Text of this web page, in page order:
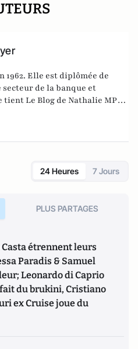
1962. Elle est diplômée de
secteur de la banque et
tient Le Blog de Nathalie MP
le libéralisme et
une réponse adaptée aux
24 Heures 7 Jours
PLUS PARTAGES
étrennent leurs
Paradis & Samuel
Leonardo di Caprio
du brukini, Cristiano
ex Cruise joue du